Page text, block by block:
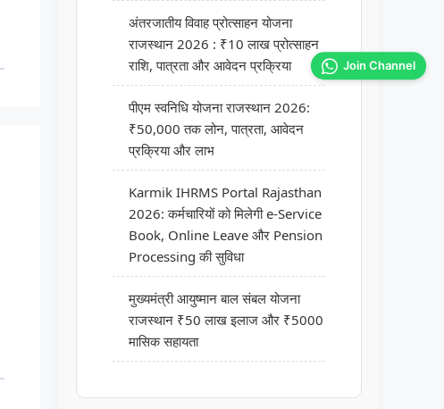
अंतरजातीय विवाह प्रोत्साहन योजना
राजस्थान 2026 : ₹10 लाख प्रोत्साहन
राशि, पात्रता और आवेदन प्रक्रिया
पीएम स्वनिधि योजना राजस्थान 2026:
₹50,000 तक लोन, पात्रता, आवेदन
प्रक्रिया और लाभ
Karmik IHRMS Portal Rajasthan
2026: कर्मचारियों को मिलेगी e-Service
Book, Online Leave और Pension
Processing की सुविधा
मुख्यमंत्री आयुष्मान बाल संबल योजना
राजस्थान ₹50 लाख इलाज और ₹5000
मासिक सहायता
Join Channel